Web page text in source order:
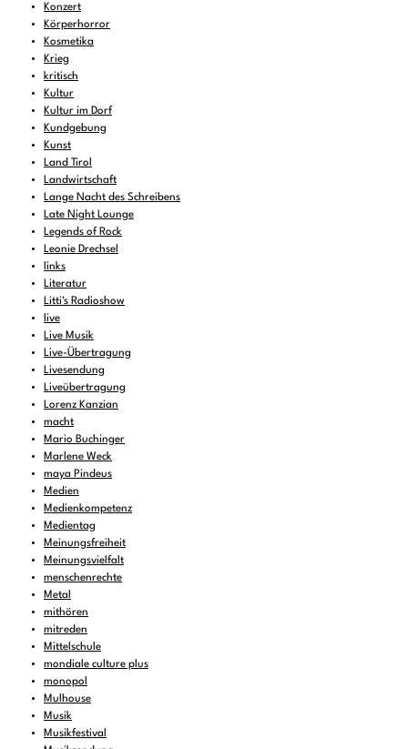
Konzert
Körperhorror
Kosmetika
Krieg
kritisch
Kultur
Kultur im Dorf
Kundgebung
Kunst
Land Tirol
Landwirtschaft
Lange Nacht des Schreibens
Late Night Lounge
Legends of Rock
Leonie Drechsel
links
Literatur
Litti's Radioshow
live
Live Musik
Live-Übertragung
Livesendung
Liveübertragung
Lorenz Kanzian
macht
Mario Buchinger
Marlene Weck
maya Pindeus
Medien
Medienkompetenz
Medientag
Meinungsfreiheit
Meinungsvielfalt
menschenrechte
Metal
mithören
mitreden
Mittelschule
mondiale culture plus
monopol
Mulhouse
Musik
Musikfestival